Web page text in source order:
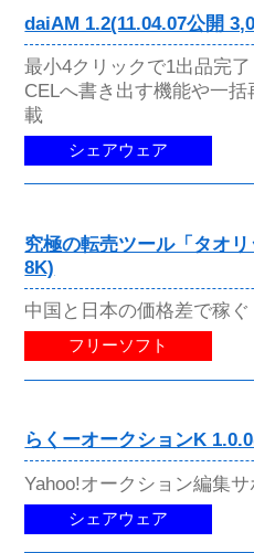
daiAM 1.2(11.04.07公開
最小4クリックで1出品完
CELへ書き出す機能や一
載
シェアウェア
究極の転売ツール「タオ
8K)
中国と日本の価格差で稼ぐ
フリーソフト
らくーオークションK
Yahoo!オークション編集サ
シェアウェア